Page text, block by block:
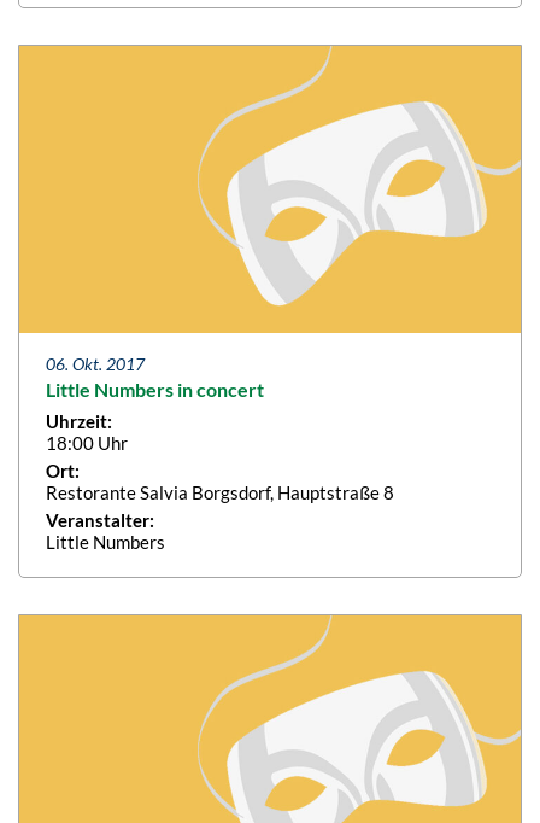
06. Okt. 2017
Little Numbers in concert
Uhrzeit:
18:00 Uhr
Ort:
Restorante Salvia Borgsdorf, Hauptstraße 8
Veranstalter:
Little Numbers